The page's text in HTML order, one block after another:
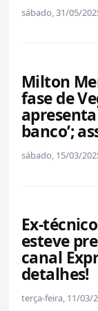
sábado, 31/05/
Milton
fase de
banco’;
sábado, 15/03/
Ex-
esteve
canal
detalhes!
terça-feira, 11/03/